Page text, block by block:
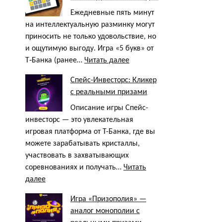
Ежедневные пять минут
на интеллектуальную разминку могут
приносить не только удовольствие, но
и ощутимую выгоду. Игра «5 букв» от
Т‑Банка (ранее… Читать далее:
букв
одно
слово,
Тинькофф/
Т-
Банк
Спейс-Инвесторс: Кликер
с реальными призами
Описание игры Спейс-
инвесторс — это увлекательная
игровая платформа от Т-Банка, где вы
можете зарабатывать кристаллы,
участвовать в захватывающих
соревнованиях и получать… Читать
далее:
Инвесторс:
Кликер
Игра «Призополия» —
аналог монополии с